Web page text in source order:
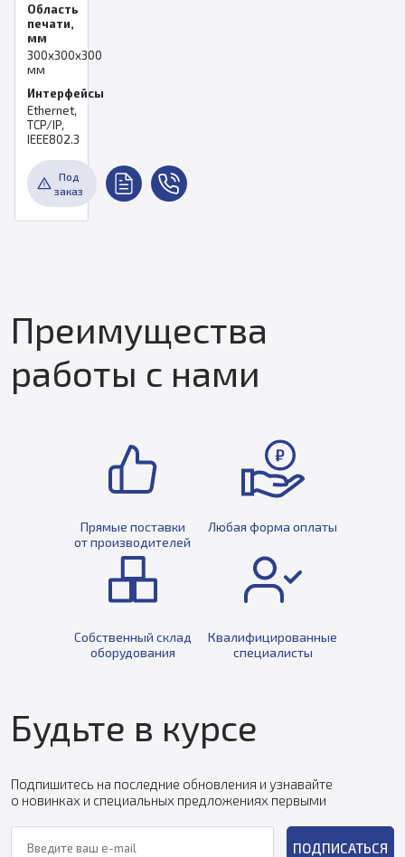
Область
печати,
мм
300х300х300
мм
Интерфейсы
Ethernet,
TCP/IP,
IEEE802.3
Под
заказ
Преимущества
работы с нами
Прямые поставки
от производителей
Любая форма оплаты
Собственный склад
оборудования
Квалифицированные
специалисты
Будьте в курсе
Подпишитесь на последние обновления и узнавайте
о новинках и специальных предложениях первыми
ПОДПИСАТЬСЯ